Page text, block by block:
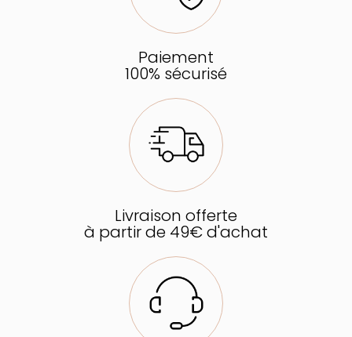
Paiement
100% sécurisé
Livraison offerte
à partir de 49€ d'achat